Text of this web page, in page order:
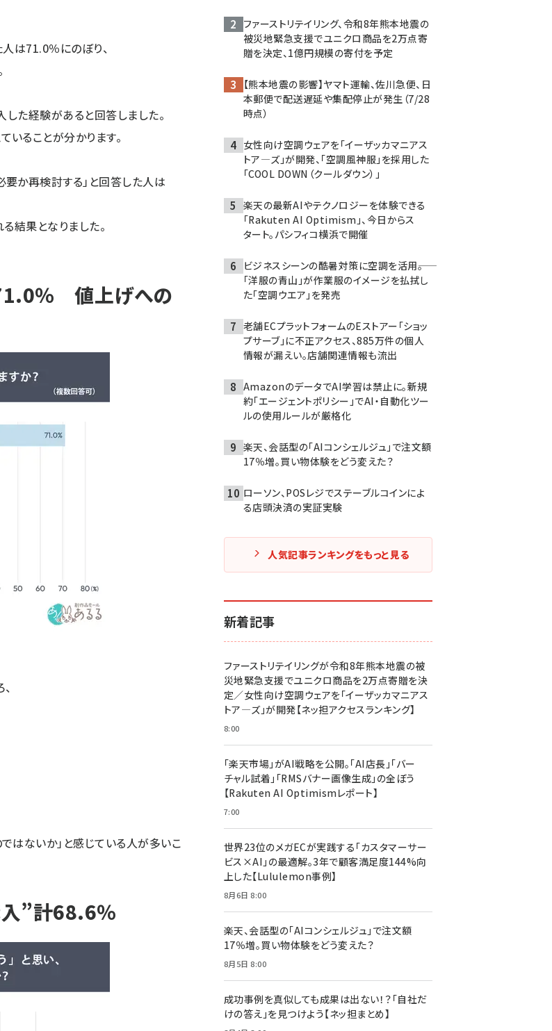
は71.0％にのぼり、
した経験があると回答しました。
ることが分かります。
か再検討する」と回答した人は
結果となりました。
71.0％ 値上げへの
はないか」と感じている人が多いこ
”計68.6％
ファーストリテイリング、令和8年熊本地震の
被災地緊急支援でユニクロ商品を2万点寄
贈を決定、1億円規模の寄付を予定
【熊本地震の影響】ヤマト運輸、佐川急便、日
本郵便で配送遅延や集配停止が発生（7/28
時点）
女性向け空調ウェアを「イーザッカマニアス
トア―ズ」が開発、「空調風神服」を採用した
「COOL DOWN（クールダウン）」
楽天の最新AIやテクノロジーを体験できる
「Rakuten AI Optimism」、今日からス
タート。パシフィコ横浜で開催
ビジネスシーンの酷暑対策に空調を活用――。
「洋服の青山」が作業服のイメージを払拭し
た「空調ウエア」を発売
老舗ECプラットフォームのEストアー「ショッ
プサーブ」に不正アクセス、885万件の個人
情報が漏えい。店舗関連情報も流出
AmazonのデータでAI学習は禁止に。新規
約「エージェントポリシー」でAI・自動化ツー
ルの使用ルールが厳格化
楽天、会話型の「AIコンシェルジュ」で注文額
17％増。買い物体験をどう変えた？
ローソン、POSレジでステーブルコインによ
る店頭決済の実証実験
人気記事ランキングをもっと見る
新着記事
ファーストリテイリングが令和8年熊本地震の被
災地緊急支援でユニクロ商品を2万点寄贈を決
定／女性向け空調ウェアを「イーザッカマニアス
トア―ズ」が開発【ネッ担アクセスランキング】
8:00
「楽天市場」がAI戦略を公開。「AI店長」「バー
チャル試着」「RMSバナー画像生成」の全ぼう
【Rakuten AI Optimismレポート】
7:00
世界23位のメガECが実践する「カスタマーサー
ビス×AI」の最適解。3年で顧客満足度144%向
上した【Lululemon事例】
8月6日 8:00
楽天、会話型の「AIコンシェルジュ」で注文額
17％増。買い物体験をどう変えた？
8月5日 8:00
成功事例を真似しても成果は出ない！？「自社だ
けの答え」を見つけよう【ネッ担まとめ】